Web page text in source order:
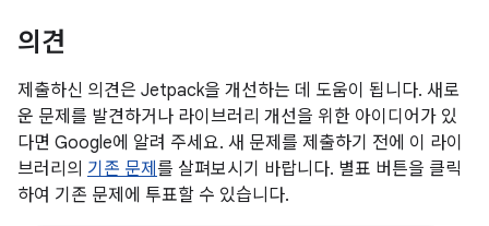
의견
제출하신 의견은 Jetpack을 개선하는 데 도움이 됩니다. 새로
운 문제를 발견하거나 라이브러리 개선을 위한 아이디어가 있
다면 Google에 알려 주세요. 새 문제를 제출하기 전에 이 라이
브러리의 기존 문제 를 살펴보시기 바랍니다. 별표 버튼을 클릭
하여 기존 문제에 투표할 수 있습니다.